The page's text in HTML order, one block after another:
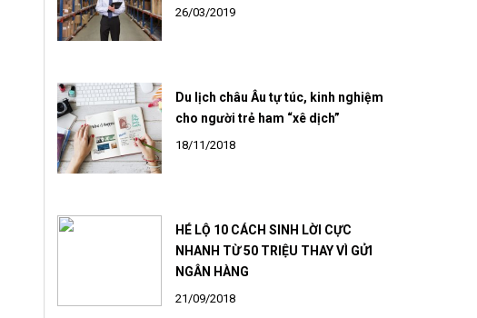
Du lịch châu Âu tự túc, kinh nghiệm
HÉ LỘ 10 CÁCH SINH LỜI CỰC
NHANH TỪ 50 TRIỆU THAY VÌ GỬI